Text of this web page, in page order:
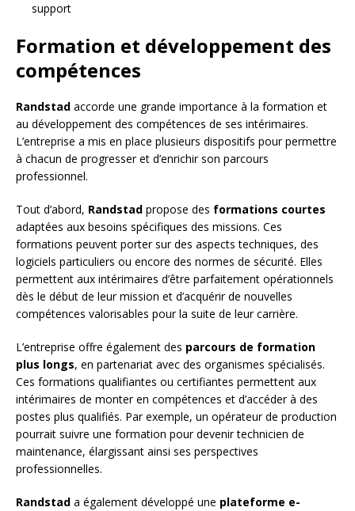
support
Formation et développement des
compétences
Randstad accorde une grande importance à la formation et
au développement des compétences de ses intérimaires.
L’entreprise a mis en place plusieurs dispositifs pour permettre
à chacun de progresser et d’enrichir son parcours
professionnel.
Tout d’abord, Randstad propose des formations courtes
adaptées aux besoins spécifiques des missions. Ces
formations peuvent porter sur des aspects techniques, des
logiciels particuliers ou encore des normes de sécurité. Elles
permettent aux intérimaires d’être parfaitement opérationnels
dès le début de leur mission et d’acquérir de nouvelles
compétences valorisables pour la suite de leur carrière.
L’entreprise offre également des parcours de formation
plus longs, en partenariat avec des organismes spécialisés.
Ces formations qualifiantes ou certifiantes permettent aux
intérimaires de monter en compétences et d’accéder à des
postes plus qualifiés. Par exemple, un opérateur de production
pourrait suivre une formation pour devenir technicien de
maintenance, élargissant ainsi ses perspectives
professionnelles.
Randstad a également développé une plateforme e-